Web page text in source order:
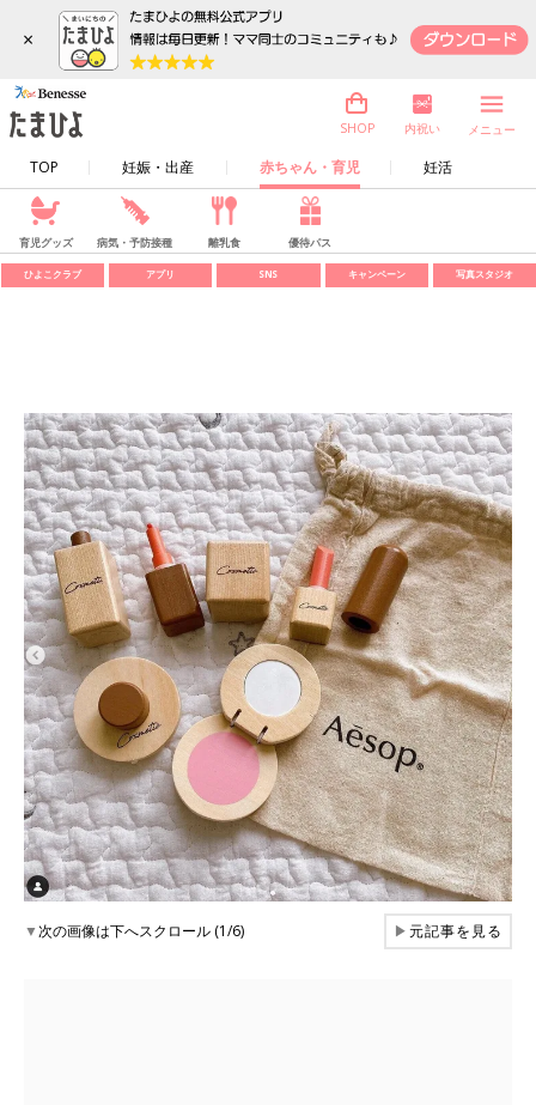
×
TOP 妊娠・出産 赤ちゃん・育児 妊活
SHOP 内祝い メニュー
育児グッズ 病気・予防接種 離乳食 優待パス
ひよこクラブ アプリ SNS キャンペーン 写真スタジオ
▼次の画像は下へスクロール (1/6) ▶元記事を見る